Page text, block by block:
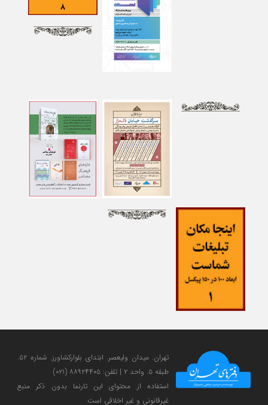
تهران. میدان ولی‎عصر. ابتدای بلوارکشاورز. شماره ۵۲.
طبقه ۵. واحد ۲ | تلفن: ۸۸۹۲۴۴۰۵ (۰۲۱)
استفاده از محتوای این تارنما بدون ذکر منبع
غیرقانونی و غیر اخلاقی است